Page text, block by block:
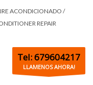
ACONDICIONADO /
REPAIR
Tel: 679604217
LLAMENOS AHORA!